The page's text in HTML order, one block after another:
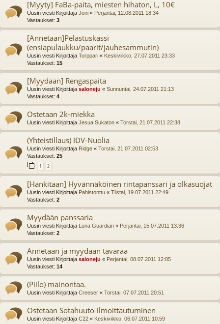
[Myyty] FaBa-paita, miesten hihaton, L, 10€
Uusin viesti Kirjoittaja Joni « Perjantai, 12.08.2011 18:34
Vastaukset: 3
[Annetaan]Pelastuskassi
(ensiapulaukku/paarit/jauhesammutin)
Uusin viesti Kirjoittaja Torppari « Keskiviikko, 27.07.2011 23:33
Vastaukset: 15
[Myydään] Rengaspaita
Uusin viesti Kirjoittaja saloneju « Sunnuntai, 24.07.2011 21:13
Vastaukset: 4
Ostetaan 2k-miekka
Uusin viesti Kirjoittaja Jesua Sukaton « Torstai, 21.07.2011 22:38
(Yhteistillaus) IDV-Nuolia
Uusin viesti Kirjoittaja Ridge « Torstai, 21.07.2011 02:53
Vastaukset: 25
1 2
[Hankitaan] Hyvännäköinen rintapanssari ja olkasuojat
Uusin viesti Kirjoittaja Pahistonttu « Tiistai, 19.07.2011 22:49
Vastaukset: 2
Myydään panssaria
Uusin viesti Kirjoittaja Luna Guardian « Perjantai, 15.07.2011 13:36
Vastaukset: 2
Annetaan ja myydään tavaraa
Uusin viesti Kirjoittaja saloneju « Perjantai, 08.07.2011 12:05
Vastaukset: 14
(Piilo) mainontaa.
Uusin viesti Kirjoittaja Creeser « Torstai, 07.07.2011 20:51
Ostetaan Sotahuuto-ilmoittautuminen
Uusin viesti Kirjoittaja C22 « Keskiviikko, 06.07.2011 10:59